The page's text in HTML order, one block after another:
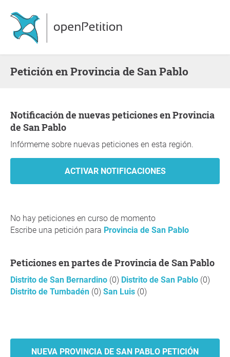
Petición en Provincia de San Pablo
Notificación de nuevas peticiones en Provincia
de San Pablo
Infórmeme sobre nuevas peticiones en esta región.
No hay peticiones en curso de momento
Escribe una petición para Provincia de San Pablo
Peticiones en partes de Provincia de San Pablo
Distrito de San Bernardino (0) Distrito de San Pablo (0)
Distrito de Tumbadén (0) San Luis (0)
NUEVA PROVINCIA DE SAN PABLO PETICIÓN